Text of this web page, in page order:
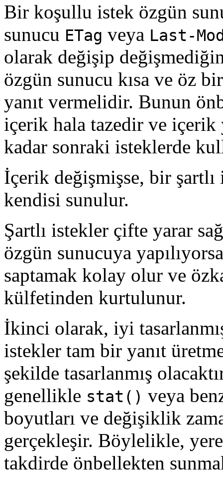
Bir koşullu istek özgün
sunucu ETag veya Last-
olarak değişip
özgün sunucu kısa ve öz
yanıt vermelidir. Bunun
içerik hala tazedir ve içerik
kadar sonraki isteklerde
İçerik değişmişse, bir
kendisi sunulur.
Şartlı istekler çifte yarar
özgün sunucuya
saptamak kolay olur ve
külfetinden kurtulunur.
İkinci olarak, iyi
istekler tam bir yanıt
şekilde tasarlanmış
genellikle stat() veya
boyutları ve değişiklik
gerçekleşir. Böylelikle,
takdirde önbellekten